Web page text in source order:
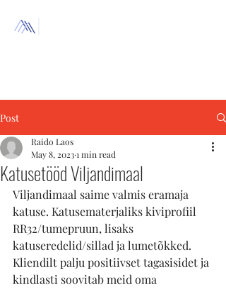
Post
Katusetööd Viljandimaal
Raido Laos
May 8, 20231 min read
Viljandimaal saime valmis eramaja
katuse. Katusematerjaliks kiviprofiil
RR32/tumepruun, lisaks
katuseredelid/sillad ja lumetõkked.
Kliendilt palju positiivset tagasisidet ja
kindlasti soovitab meid oma